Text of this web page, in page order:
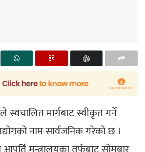
स्वचालित मार्गबाट स्वीकृत गर्ने
नाम सार्वजनिक गरेको छ ।